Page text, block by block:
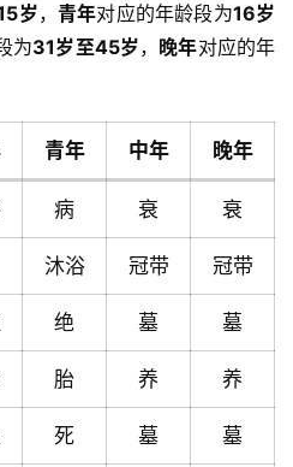
岁，青年对应的年龄段为16岁
为31岁至45岁， 晚年对应的年
青年 中年 晚年
病 衰 衰
沐浴 冠带 冠带
绝 墓 墓
胎 养 养
死 墓 墓